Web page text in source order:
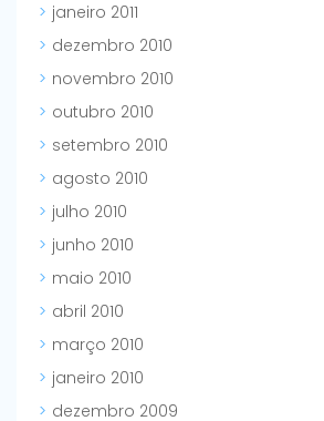
janeiro 2011
dezembro 2010
novembro 2010
outubro 2010
setembro 2010
agosto 2010
julho 2010
junho 2010
maio 2010
abril 2010
março 2010
janeiro 2010
dezembro 2009